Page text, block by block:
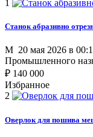
1
Станок абразивно
M 20 мая 2026 в
Промышленного
₽ 140 000
Избранное
2
Оверлок для пошива